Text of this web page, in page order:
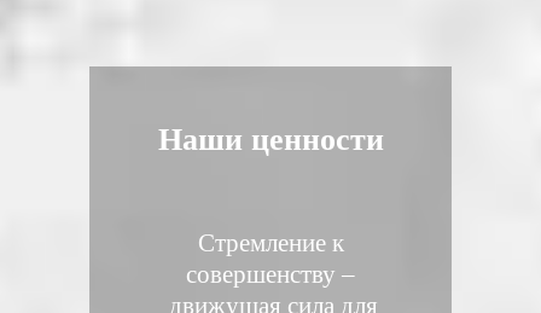
Наши ценности
Стремление к
совершенству –
движущая сила для